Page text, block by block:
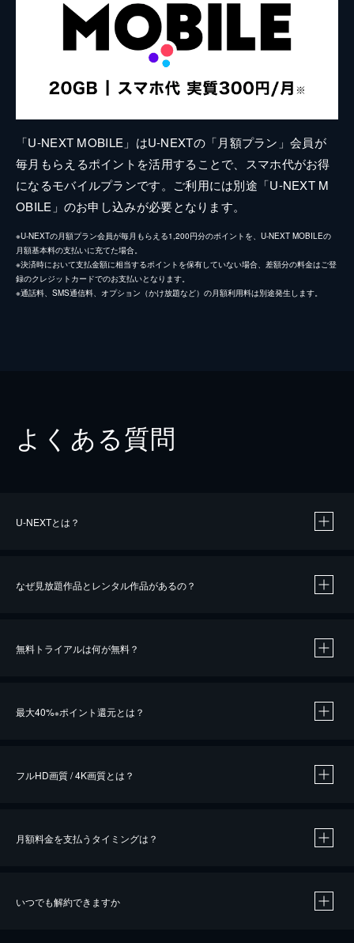
「U-NEXT MOBILE」はU-NEXTの「月額プラン」会員が
毎月もらえるポイントを活用することで、スマホ代がお得
になるモバイルプランです。ご利用には別途「U-NEXT M
OBILE」のお申し込みが必要となります。
※U-NEXTの月額プラン会員が毎月もらえる1,200円分のポイントを、U-NEXT MOBILEの
月額基本料の支払いに充てた場合。
※決済時において支払金額に相当するポイントを保有していない場合、差額分の料金はご登
録のクレジットカードでのお支払いとなります。
※通話料、SMS通信料、オプション（かけ放題など）の月額利用料は別途発生します。
よくある質問
U-NEXTとは？
なぜ見放題作品とレンタル作品があるの？
無料トライアルは何が無料？
最大40%※ポイント還元とは？
※40％ポイント還元の対象は、クレジットカード決済による作品の購入 / レンタルです。
フルHD画質 / 4K画質とは？
月額料金を支払うタイミングは？
いつでも解約できますか